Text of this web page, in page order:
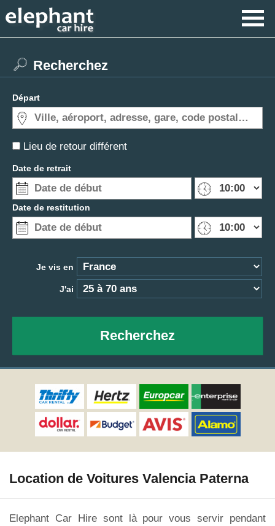
Lieu de retour différent
Recherchez
Départ
Date de retrait
Date de restitution
Je vis en
J'ai
Recherchez
Location de Voitures Valencia Paterna
Elephant Car Hire sont là pour vous servir pendant